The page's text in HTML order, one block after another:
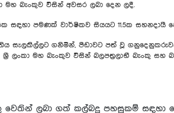
මහ බැංකුව විසින් අවසර ලබා දෙන ලදී.
සඳහා පමණක් වාර්ෂිකව සියයට 11.5ක
සැලකිල්ලට ගනිමින්, පීඩාවට පත් වූ
ලංකා මහ බැංකුව විසින් බලපත්‍රලාභී බැංකු සහ
වෙතින් ලබා ගත් කල්බදු පහසුකම් සඳහා